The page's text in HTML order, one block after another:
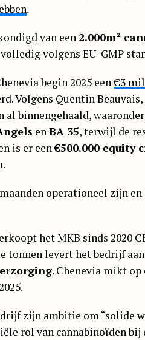
.
van een 2.000m²
volgens EU-GMP
begin 2025 een€3
Volgens Quentin
binnengehaald, waaronder
en BA 35, terwijl de
is er een€500.000 equity
operationeel zijn
het MKB sinds 2020
tonnen levert het bedrijf
. Chenevia mikt op
zijn ambitie om “solide
rol van cannabinoïden